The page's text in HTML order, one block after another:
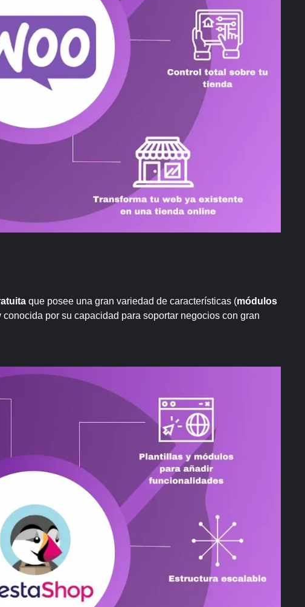
que posee una gran variedad de características (módulos
por su capacidad para soportar negocios con gran